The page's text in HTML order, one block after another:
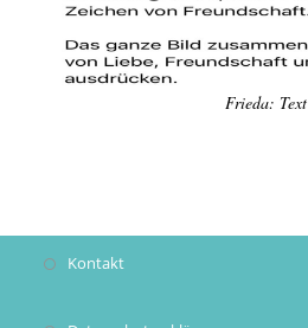
Frieda: Text
Kontakt